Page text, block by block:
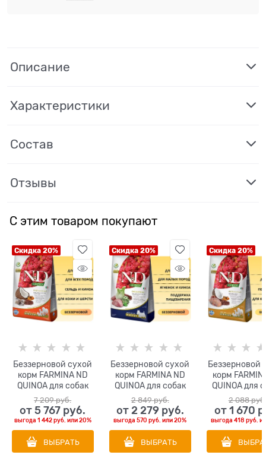
Описание
Характеристики
Состав
Отзывы
С этим товаром покупают
Скидка 20%
Беззерновой cухой
корм FARMINA ND
QUINOA для собак
всех пород с
сельдью и киноа
для кожи и шерсти
7 209 руб.
от5 767 руб.
выгода 1 442 руб. или20%
ВЫБРАТЬ
Скидка 20%
Беззерновой cухой
корм FARMINA ND
QUINOA для собак
малых пород с
ягненком и киноа
поддержка
пищеварения
(Quinoa Digestion
Lamb Adult Mini)
2 849 руб.
от 2 279 руб.
выгода570 руб. или20%
ВЫБРАТЬ
Скидка 20%
Беззерновой
корм
QUINOA для
всех
перепелом и
для кожи и
2 088 руб.
от1 670
выгода418 руб.